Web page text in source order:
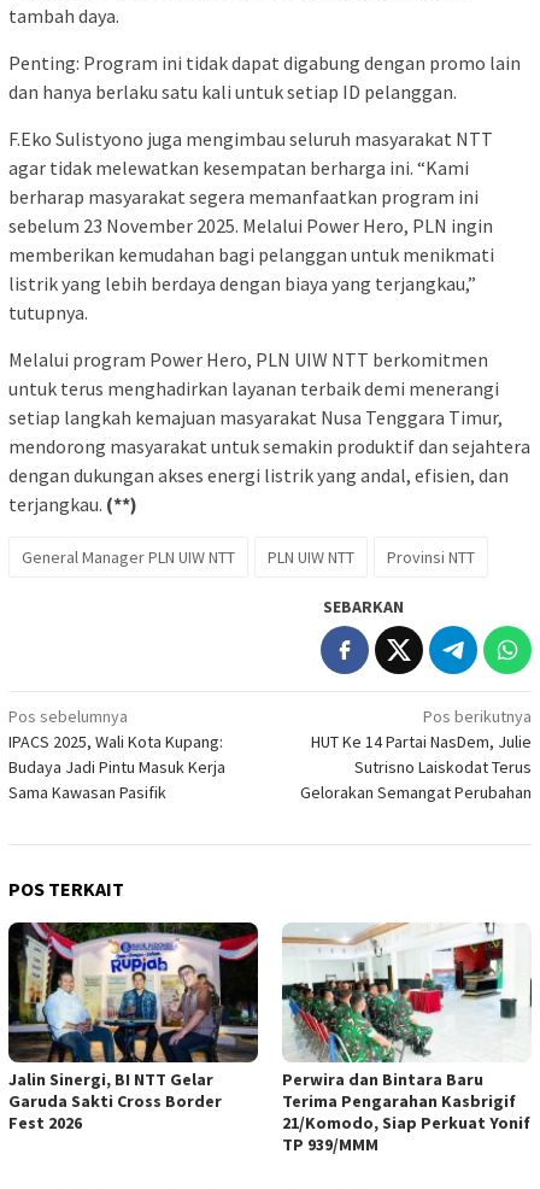
tambah daya.
Penting: Program ini tidak dapat digabung dengan promo lain
dan hanya berlaku satu kali untuk setiap ID pelanggan.
F.Eko Sulistyono juga mengimbau seluruh masyarakat NTT
agar tidak melewatkan kesempatan berharga ini. “Kami
berharap masyarakat segera memanfaatkan program ini
sebelum 23 November 2025. Melalui Power Hero, PLN ingin
memberikan kemudahan bagi pelanggan untuk menikmati
listrik yang lebih berdaya dengan biaya yang terjangkau,”
tutupnya.
Melalui program Power Hero, PLN UIW NTT berkomitmen
untuk terus menghadirkan layanan terbaik demi menerangi
setiap langkah kemajuan masyarakat Nusa Tenggara Timur,
mendorong masyarakat untuk semakin produktif dan sejahtera
dengan dukungan akses energi listrik yang andal, efisien, dan
terjangkau. (**)
General Manager PLN UIW NTT PLN UIW NTT Provinsi NTT
SEBARKAN
Navigasi
pos
Pos sebelumnya
IPACS 2025, Wali Kota Kupang:
Budaya Jadi Pintu Masuk Kerja
Sama Kawasan Pasifik
Pos berikutnya
HUT Ke 14 Partai NasDem, Julie
Sutrisno Laiskodat Terus
Gelorakan Semangat Perubahan
POS TERKAIT
Jalin Sinergi, BI NTT Gelar
Garuda Sakti Cross Border
Fest 2026
Perwira dan Bintara Baru
Terima Pengarahan Kasbrigif
21/Komodo, Siap Perkuat Yonif
TP 939/MMM